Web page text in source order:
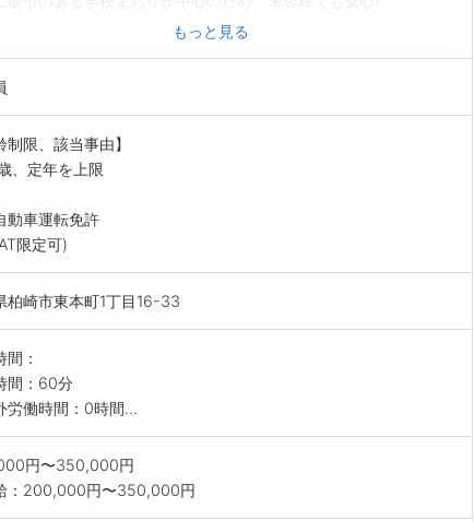
の提案、納品および配達
しで定時退社!
日105日+有給取得も推奨。無理なく長く働けます。
もっと見る
制限、該当事由】
、定年を上限
動車運転免許
限定可)
柏崎市東本町1丁目16-33
間：
間：60分
労働時間：0時間...
円〜350,000円
：200,000円〜350,000円